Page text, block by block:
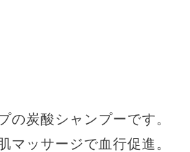
の炭酸シャンプーです。
マッサージで血行促進。